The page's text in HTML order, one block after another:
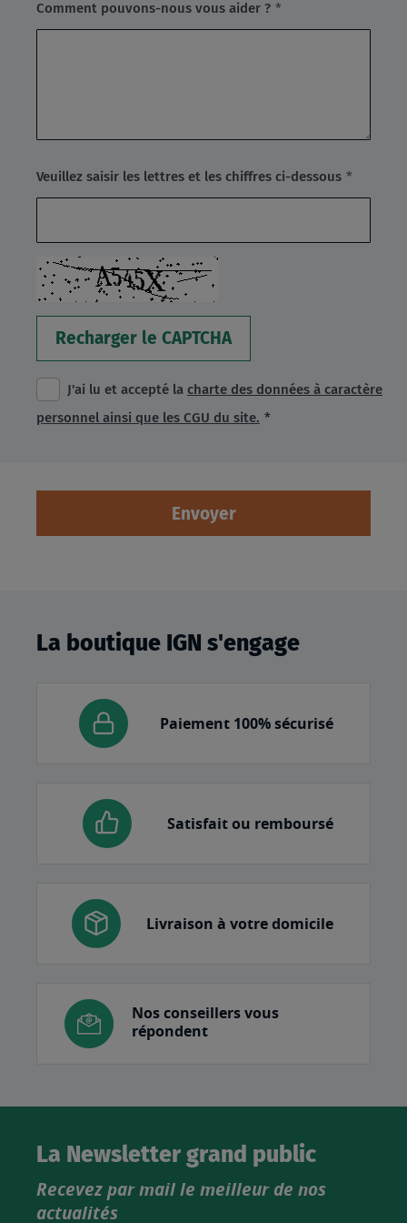
Comment pouvons-nous vous aider ?(Champ
Requis)
Veuillez saisir les lettres et les chiffres ci-dessous(Champ
Requis)
Recharger le CAPTCHA
J'ai lu et accepté la charte des données à caractère
personnel ainsi que les CGU du site.
(Champ
Envoyer
La boutique IGN s'engage
Paiement 100% sécurisé
Satisfait ou remboursé
Livraison à votre domicile
Nos conseillers vous
répondent
La Newsletter grand public
Recevez par mail le meilleur de nos
actualités